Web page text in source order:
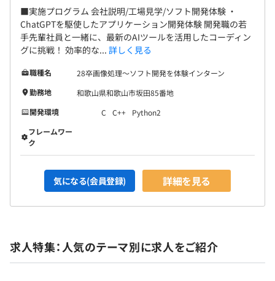
■実施プログラム 会社説明/工場見学/ソフト開発体験 ・
ChatGPTを駆使したアプリケーション開発体験 開発職の若
手先輩社員と一緒に、最新のAIツールを活用したコーディン
グに挑戦！ 効率的な... 詳しく見る
職種名
28卒画像処理〜ソフト開発を体験インターン
勤務地
和歌山県和歌山市坂田85番地
開発環境
C C++
Python2
フレームワー
ク
気になる(会員登録) 詳細を見る
求人特集：人気のテーマ別に求人をご紹介